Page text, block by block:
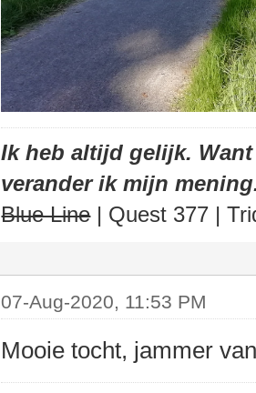
Ik heb altijd gelijk.
verander ik mijn
Blue Line| Quest 377 |
07-Aug-2020, 11:53 PM
Mooie tocht, jammer